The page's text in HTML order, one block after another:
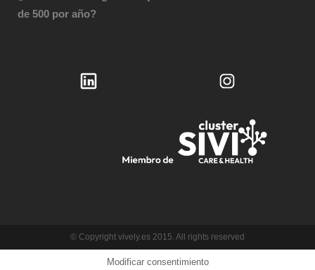
de 500 por año?
© Copyright vively.es 2015. All rights reserved
Modificar consentimiento